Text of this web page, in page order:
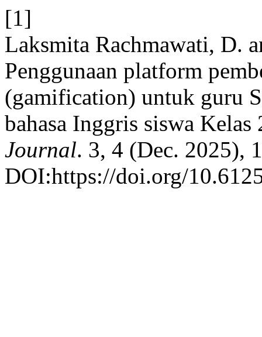
[1]
Laksmita Rachmawati, D.
Penggunaan platform
(gamification) untuk guru
bahasa Inggris siswa
Journal. 3, 4 (Dec. 2025),
DOI:https://doi.org/